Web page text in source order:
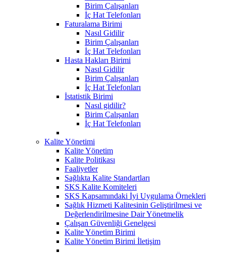
Birim Çalışanları
İç Hat Telefonları
Faturalama Birimi
Nasıl Gidilir
Birim Çalışanları
İç Hat Telefonları
Hasta Hakları Birimi
Nasıl Gidilir
Birim Çalışanları
İç Hat Telefonları
İstatistik Birimi
Nasıl gidilir?
Birim Çalışanları
İç Hat Telefonları
Kalite Yönetimi
Kalite Yönetim
Kalite Politikası
Faaliyetler
Sağlıkta Kalite Standartları
SKS Kalite Komiteleri
SKS Kapsamındaki İyi Uygulama Örnekleri
Sağlık Hizmeti Kalitesinin Geliştirilmesi ve
Değerlendirilmesine Dair Yönetmelik
Çalışan Güvenliği Genelgesi
Kalite Yönetim Birimi
Kalite Yönetim Birimi İletişim